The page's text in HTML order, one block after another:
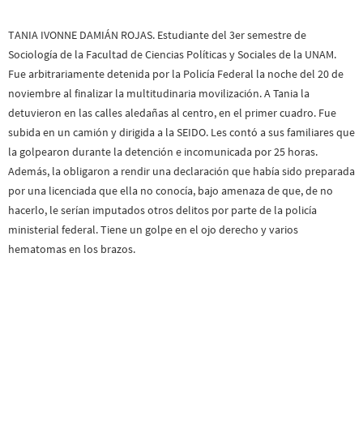
TANIA IVONNE DAMIÁN ROJAS. Estudiante del 3er semestre de
Sociología de la Facultad de Ciencias Políticas y Sociales de la UNAM.
Fue arbitrariamente detenida por la Policía Federal la noche del 20 de
noviembre al finalizar la multitudinaria movilización. A Tania la
detuvieron en las calles aledañas al centro, en el primer cuadro. Fue
subida en un camión y dirigida a la SEIDO. Les contó a sus familiares que
la golpearon durante la detención e incomunicada por 25 horas.
Además, la obligaron a rendir una declaración que había sido preparada
por una licenciada que ella no conocía, bajo amenaza de que, de no
hacerlo, le serían imputados otros delitos por parte de la policía
ministerial federal. Tiene un golpe en el ojo derecho y varios
hematomas en los brazos.